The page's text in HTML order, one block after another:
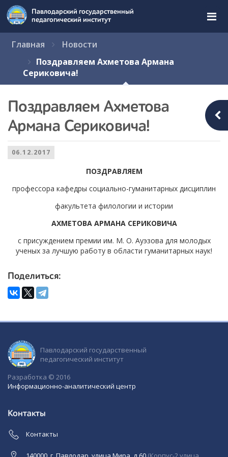
Перейти
содержимому
страницы.
Павлодарский государственный
педагогический институт
Главная
Новости
Поздравляем Ахметова Армана
Сериковича!
Поздравляем Ахметова
Армана Сериковича!
06.12.2017
ПОЗДРАВЛЯЕМ
профессора кафедры социально-гуманитарных дисциплин
факультета филологии и истории
АХМЕТОВА АРМАНА СЕРИКОВИЧА
с присуждением премии им. М. О. Ауэзова для молодых
ученых за лучшую работу в области гуманитарных наук!
Поделиться:
Павлодарский государственный
педагогический институт
Разработка © 2016
Информационно-аналитический центр
Контакты
Контакты